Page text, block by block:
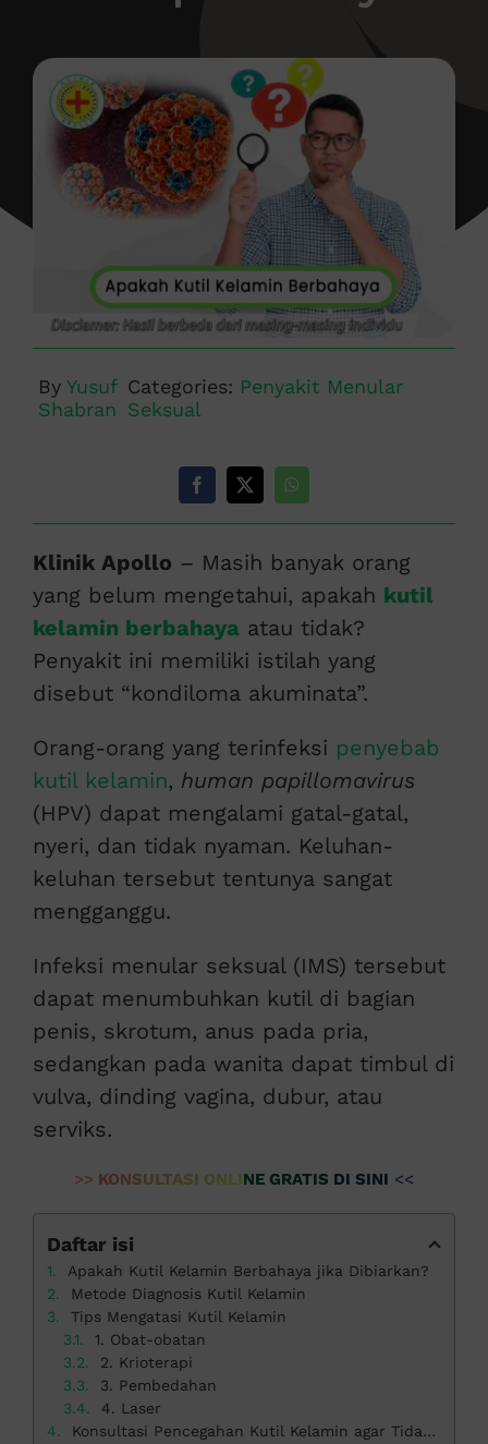
By Yusuf
Shabran
Categories: Penyakit Menular
Seksual
Klinik Apollo – Masih banyak orang
yang belum mengetahui, apakah kutil
kelamin berbahayaatau tidak?
Penyakit ini memiliki istilah yang
disebut “kondiloma akuminata”.
Orang-orang yang terinfeksi penyebab
kutil kelamin, human papillomavirus
(HPV) dapat mengalami gatal-gatal,
nyeri, dan tidak nyaman. Keluhan-
keluhan tersebut tentunya sangat
mengganggu.
Infeksi menular seksual (IMS) tersebut
dapat menumbuhkan kutil di bagian
penis, skrotum, anus pada pria,
sedangkan pada wanita dapat timbul di
vulva, dinding vagina, dubur, atau
serviks.
>> KONSULTASI ONLINE GRATIS DI SINI <<
Daftar isi
Apakah Kutil Kelamin Berbahaya jika Dibiarkan?
Metode Diagnosis Kutil Kelamin
Tips Mengatasi Kutil Kelamin
1. Obat-obatan
2. Krioterapi
3. Pembedahan
4. Laser
Konsultasi Pencegahan Kutil Kelamin agar Tidak Berbahaya di Klinik Apollo